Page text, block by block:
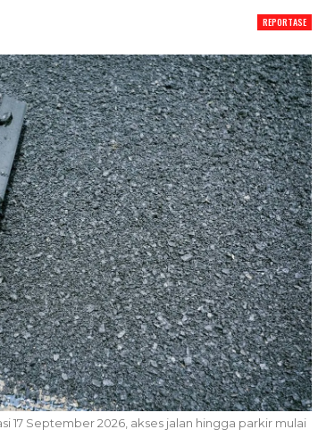
REPORTASE
17 September 2026, akses jalan hingga parkir mulai
KDS Sambut Kepala Staf
Kepresidenan RI, Tegaskan
Komitmen Sukseskan
Program…
5 Agu 2026